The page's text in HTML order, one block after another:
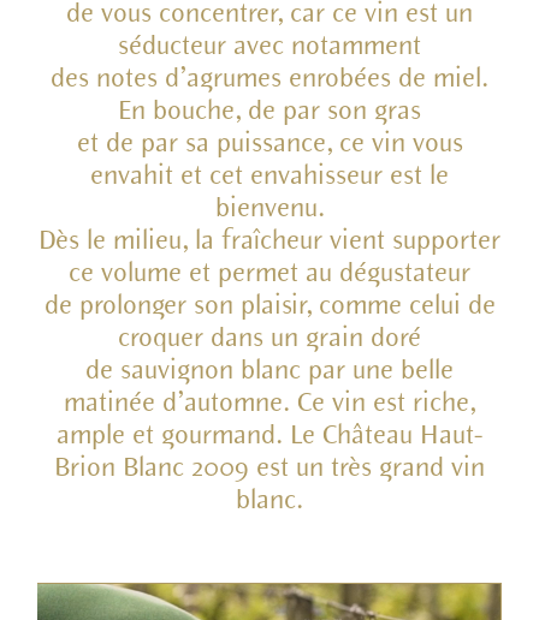
de vous concentrer, car ce vin est un
séducteur avec notamment
des notes d’agrumes enrobées de miel.
En bouche, de par son gras
et de par sa puissance, ce vin vous
envahit et cet envahisseur est le
bienvenu.
Dès le milieu, la fraîcheur vient supporter
ce volume et permet au dégustateur
de prolonger son plaisir, comme celui de
croquer dans un grain doré
de sauvignon blanc par une belle
matinée d’automne. Ce vin est riche,
ample et gourmand. Le Château Haut-
Brion Blanc 2009 est un très grand vin
blanc.